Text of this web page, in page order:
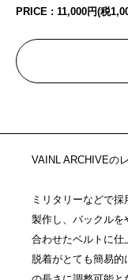
PRICE : 11,000円(税
VAINL ARCHIVEの
ミリタリーなどで
製作し、バックルを
合わせたベルトに仕
脱着がとても簡易